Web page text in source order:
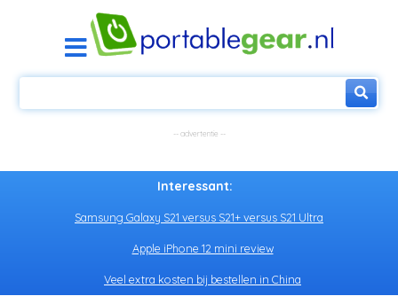
Interessant:
Samsung Galaxy S21 versus S21+ versus S21 Ultra
Apple iPhone 12 mini review
Veel extra kosten bij bestellen in China